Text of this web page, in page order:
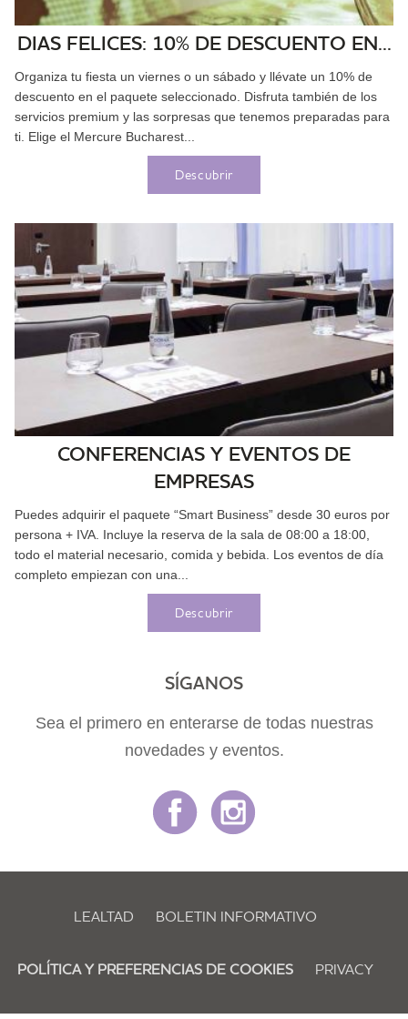
DIAS FELICES: 10% DE DESCUENTO EN...
Organiza tu fiesta un viernes o un sábado y llévate un 10% de
descuento en el paquete seleccionado. Disfruta también de los
servicios premium y las sorpresas que tenemos preparadas para
ti. Elige el Mercure Bucharest...
Descubrir
CONFERENCIAS Y EVENTOS DE
EMPRESAS
Puedes adquirir el paquete “Smart Business” desde 30 euros por
persona + IVA. Incluye la reserva de la sala de 08:00 a 18:00,
todo el material necesario, comida y bebida. Los eventos de día
completo empiezan con una...
Descubrir
SÍGANOS
Sea el primero en enterarse de todas nuestras
novedades y eventos.
LEALTAD BOLETIN INFORMATIVO
POLÍTICA Y PREFERENCIAS DE COOKIES PRIVACY